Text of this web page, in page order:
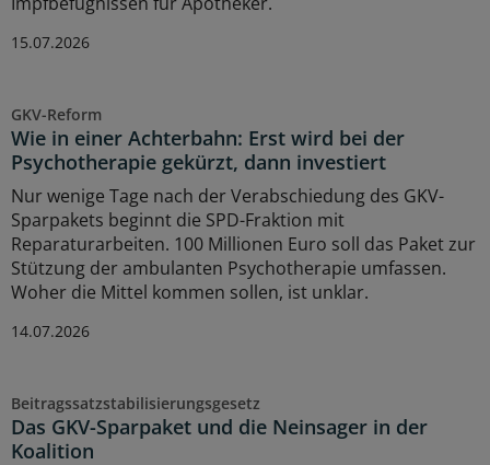
15.07.2026
GKV-Reform
Wie in einer Achterbahn: Erst wird bei der
Psychotherapie gekürzt, dann investiert
Nur wenige Tage nach der Verabschiedung des GKV-
Sparpakets beginnt die SPD-Fraktion mit
Reparaturarbeiten. 100 Millionen Euro soll das Paket zur
Stützung der ambulanten Psychotherapie umfassen.
Woher die Mittel kommen sollen, ist unklar.
14.07.2026
Beitragssatzstabilisierungsgesetz
Das GKV-Sparpaket und die Neinsager in der
Koalition